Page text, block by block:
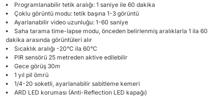
Programlanabilir tetik aralığı: 1 saniye ile 60 dakika
Çoklu görüntü modu: tetik başına 1-3 görüntü
Ayarlanabilir video uzunluğu: 1-60 saniye
Saha tarama time-lapse modu, önceden belirlenmiş aralıklarla 1 ila 60
dakika arasında görüntüleri alır
Sıcaklık aralığı -20°C ila 60°C
PIR sensörü 25 metreden aktive edilebilir
Gece görüş 30m
1 yıl pil ömrü
1/4-20 soketli, ayarlanabilir sabitleme kemeri
ARD LED koruması (Anti-Reflection LED kapağı)